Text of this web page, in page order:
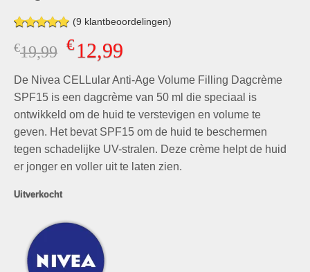
Gewaardeerd
4.89op 5
gebaseerd
waarderingen
(9 klantbeoordelingen)
€19,99 Oorspronkelijke
was:
€19,99.
€12,99Huidige
is:
€12,99.
De Nivea CELLular Anti-Age Volume Filling Dagcrème
SPF15 is een dagcrème van 50 ml die speciaal is
ontwikkeld om de huid te verstevigen en volume te
geven. Het bevat SPF15 om de huid te beschermen
tegen schadelijke UV-stralen. Deze crème helpt de huid
er jonger en voller uit te laten zien.
Uitverkocht